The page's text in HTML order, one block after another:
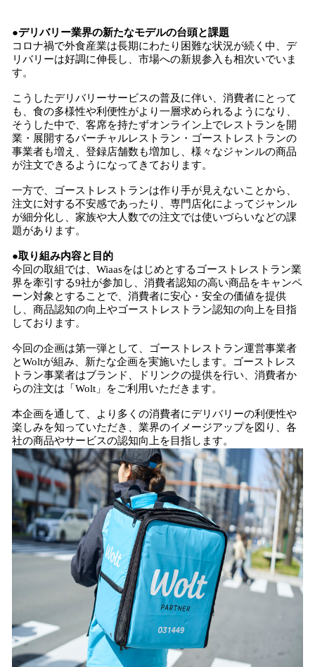
●デリバリー業界の新たなモデルの台頭と課題
コロナ禍で外食産業は長期にわたり困難な状況が続く中、デ
リバリーは好調に伸長し、市場への新規参入も相次いでいま
す。
こうしたデリバリーサービスの普及に伴い、消費者にとって
も、食の多様性や利便性がより一層求められるようになり、
そうした中で、客席を持たずオンライン上でレストランを開
業・展開するバーチャルレストラン・ゴーストレストランの
事業者も増え、登録店舗数も増加し、様々なジャンルの商品
が注文できるようになってきております。
一方で、ゴーストレストランは作り手が見えないことから、
注文に対する不安感であったり、専門店化によってジャンル
が細分化し、家族や大人数での注文では使いづらいなどの課
題があります。
●取り組み内容と目的
今回の取組では、Wiaasをはじめとするゴーストレストラン業
界を牽引する9社が参加し、消費者認知の高い商品をキャンペ
ーン対象とすることで、消費者に安心・安全の価値を提供
し、商品認知の向上やゴーストレストラン認知の向上を目指
しております。
今回の企画は第一弾として、ゴーストレストラン運営事業者
とWoltが組み、新たな企画を実施いたします。ゴーストレス
トラン事業者はブランド、ドリンクの提供を行い、消費者か
らの注文は「Wolt」をご利用いただきます。
本企画を通して、より多くの消費者にデリバリーの利便性や
楽しみを知っていただき、業界のイメージアップを図り、各
社の商品やサービスの認知向上を目指します。